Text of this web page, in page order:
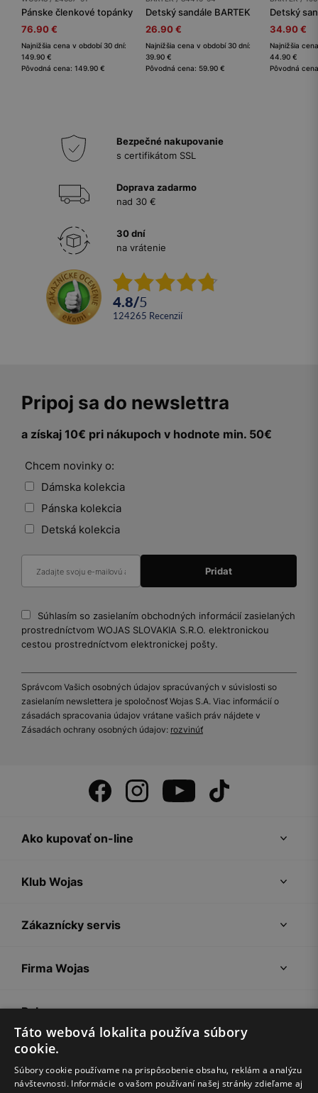
Pánske členkové topánky
76.90 €
Najnižšia cena v období 30 dní:
149.90 €
Pôvodná cena: 149.90 €
Detský sandále BARTEK
26.90 €
Najnižšia cena v období 30 dní:
39.90 €
Pôvodná cena: 59.90 €
Detský
34.90 €
Najnižšia
44.90 €
Pôvodná
Bezpečné nakupovanie
s certifikátom SSL
Doprava zadarmo
nad 30 €
30 dní
na vrátenie
4.8/5
124265 recenzií
Pripoj sa do newslettra
a získaj 10€ pri nákupoch v hodnote min. 50€
Chcem novinky o:
Dámska kolekcia
Pánska kolekcia
Detská kolekcia
Súhlasím so zasielaním obchodných informácií zasielaných
prostredníctvom WOJAS SLOVAKIA S.R.O. elektronickou
cestou prostredníctvom elektronickej pošty.
Správcom Vašich osobných údajov spracúvaných v súvislosti so
zasielaním newslettera je spoločnosť Wojas S.A. Viac informácií o
zásadách spracovania údajov vrátane vašich práv nájdete v
Zásadách ochrany osobných údajov: rozvinúť
Ako kupovať on-line
Klub Wojas
Zákaznícky servis
Firma Wojas
Pokyny
Táto webová lokalita používa súbory
cookie.
Súbory cookie používame na prispôsobenie obsahu, reklám a analýzu
návštevnosti. Informácie o vašom používaní našej stránky zdieľame aj